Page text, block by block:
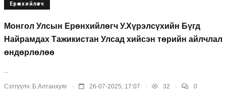
Ерөнхийлөгч
Монгол Улсын Ерөнхийлөгч У.Хүрэлсүхийн Бүгд
Найрамдах Тажикистан Улсад хийсэн төрийн айлчлал
өндөрлөлөө
Сэтгүүлч: Б.Алтанхуяг . 26-07-2025, 17:07 . 32 . 0